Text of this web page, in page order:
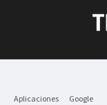
Aplicaciones Google